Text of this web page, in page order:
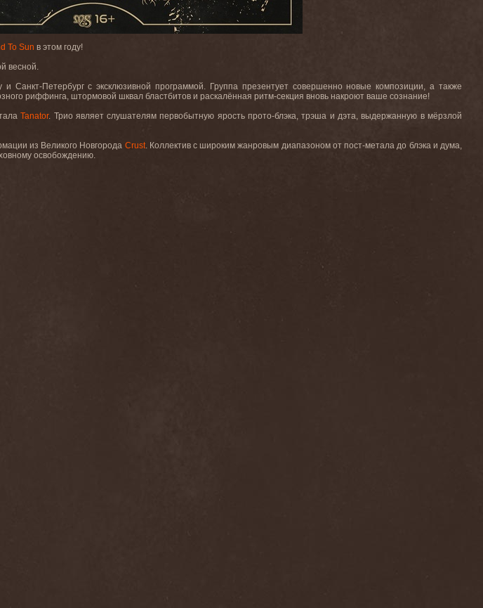
To Sun в этом году!
весной.
и Санкт-Петербург с эксклюзивной программой. Группа презентует совершенно новые композиции, а также
риффинга, штормовой шквал бластбитов и раскалённая ритм-секция вновь накроют ваше сознание!
Tanator. Трио являет слушателям первобытную ярость прото-блэка, трэша и дэта, выдержанную в мёрзлой
из Великого Новгорода Crust. Коллектив с широким жанровым диапазоном от пост-метала до блэка и дума,
освобождению.